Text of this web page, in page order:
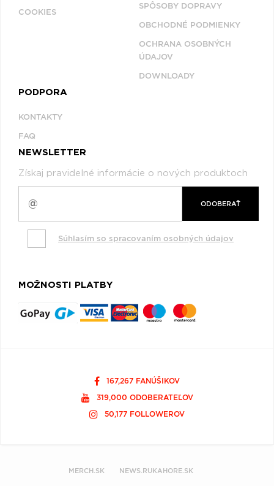
COOKIES
SPÔSOBY DOPRAVY
OBCHODNÉ PODMIENKY
OCHRANA OSOBNÝCH
ÚDAJOV
DOWNLOADY
PODPORA
KONTAKTY
FAQ
NEWSLETTER
Získaj pravidelné informácie o nových produktoch
ODOBERAŤ
Súhlasím so spracovaním osobných údajov
MOŽNOSTI PLATBY
167,267 FANÚŠIKOV
319,000 ODOBERATEĽOV
50,177 FOLLOWEROV
MERCH.SK NEWS.RUKAHORE.SK